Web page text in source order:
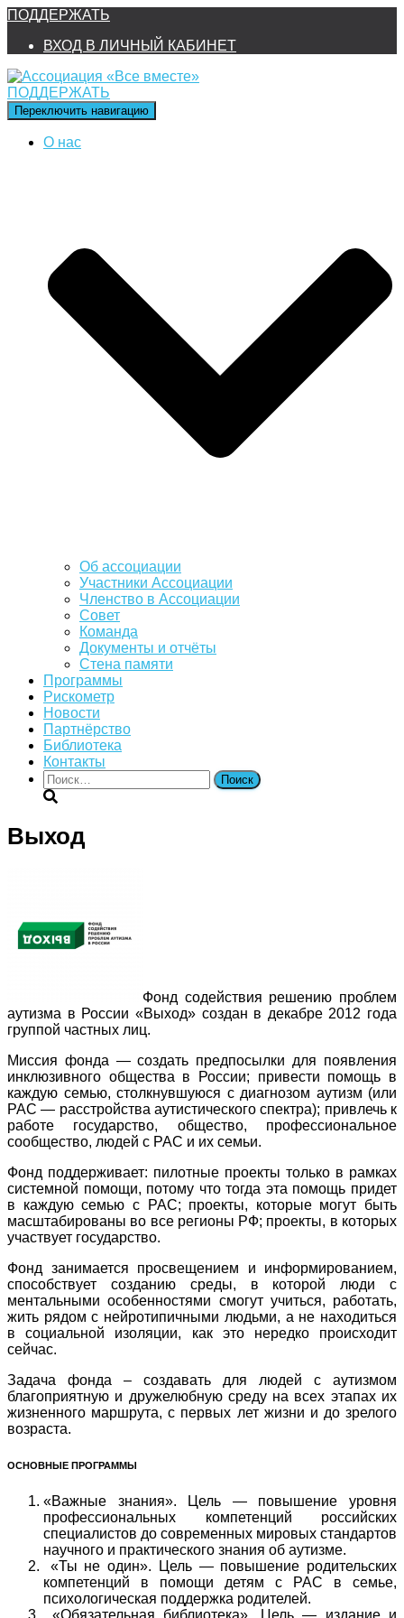
ПОДДЕРЖАТЬ
ВХОД В ЛИЧНЫЙ КАБИНЕТ
ПОДДЕРЖАТЬ
Переключить навигацию
О нас
Об ассоциации
Участники Ассоциации
Членство в Ассоциации
Совет
Команда
Документы и отчёты
Стена памяти
Программы
Рискометр
Новости
Партнёрство
Библиотека
Контакты
Найти:
Выход
Фонд содействия решению проблем
аутизма в России «Выход» создан в декабре 2012 года
группой частных лиц.
Миссия фонда — создать предпосылки для появления
инклюзивного общества в России; привести помощь в
каждую семью, столкнувшуюся с диагнозом аутизм (или
РАС — расстройства аутистического спектра); привлечь к
работе государство, общество, профессиональное
сообщество, людей с РАС и их семьи.
Фонд поддерживает: пилотные проекты только в рамках
системной помощи, потому что тогда эта помощь придет
в каждую семью с РАС; проекты, которые могут быть
масштабированы во все регионы РФ; проекты, в которых
участвует государство.
Фонд занимается просвещением и информированием,
способствует созданию среды, в которой люди с
ментальными особенностями смогут учиться, работать,
жить рядом с нейротипичными людьми, а не находиться
в социальной изоляции, как это нередко происходит
сейчас.
Задача фонда – создавать для людей с аутизмом
благоприятную и дружелюбную среду на всех этапах их
жизненного маршрута, с первых лет жизни и до зрелого
возраста.
ОСНОВНЫЕ ПРОГРАММЫ
«Важные знания». Цель — повышение уровня
профессиональных компетенций российских
специалистов до современных мировых стандартов
научного и практического знания об аутизме.
«Ты не один». Цель — повышение родительских
компетенций в помощи детям с РАС в семье,
психологическая поддержка родителей.
«Обязательная библиотека». Цель — издание и